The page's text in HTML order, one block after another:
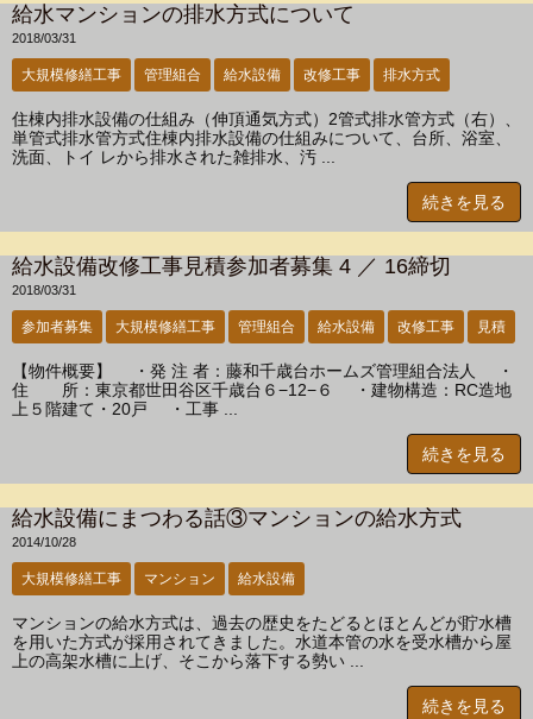
給水マンションの排水方式について
2018/03/31
大規模修繕工事 管理組合 給水設備 改修工事 排水方式
住棟内排水設備の仕組み（伸頂通気方式）2管式排水管方式（右）、
単管式排水管方式住棟内排水設備の仕組みについて、台所、浴室、
洗面、トイ レから排水された雑排水、汚 ...
続きを見る
給水設備改修工事見積参加者募集 4 ／ 16締切
2018/03/31
参加者募集 大規模修繕工事 管理組合 給水設備 改修工事 見積
【物件概要】 ・発 注 者：藤和千歳台ホームズ管理組合法人 ・
住 所：東京都世田谷区千歳台６−12−６ ・建物構造：RC造地
上５階建て・20戸 ・工事 ...
続きを見る
給水設備にまつわる話③マンションの給水方式
2014/10/28
大規模修繕工事 マンション 給水設備
マンションの給水方式は、過去の歴史をたどるとほとんどが貯水槽
を用いた方式が採用されてきました。水道本管の水を受水槽から屋
上の高架水槽に上げ、そこから落下する勢い ...
続きを見る